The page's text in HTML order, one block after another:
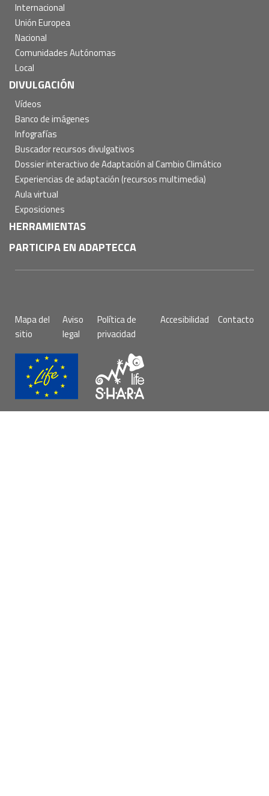
Internacional
Unión Europea
Nacional
Comunidades Autónomas
Local
DIVULGACIÓN
Vídeos
Banco de imágenes
Infografías
Buscador recursos divulgativos
Dossier interactivo de Adaptación al Cambio Climático
Experiencias de adaptación (recursos multimedia)
Aula virtual
Exposiciones
HERRAMIENTAS
PARTICIPA EN ADAPTECCA
de
página
Mapa del
sitio
Aviso
legal
Política de
privacidad
Accesibilidad Contacto